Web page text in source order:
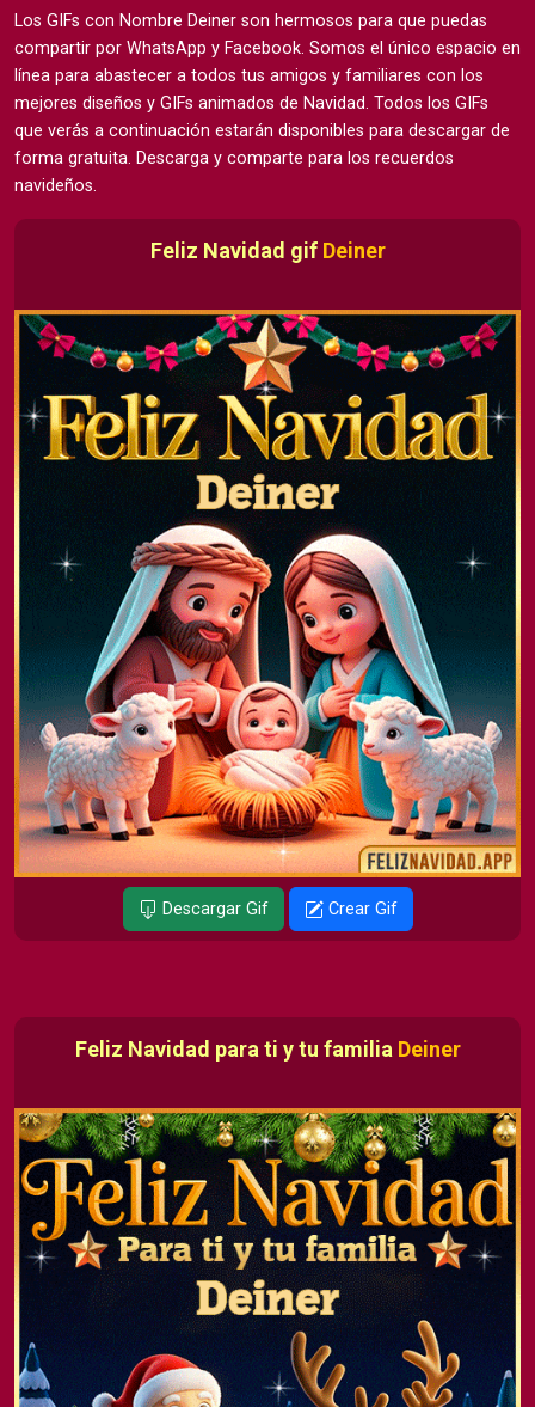
Los GIFs con Nombre Deiner son hermosos para que puedas
compartir por WhatsApp y Facebook. Somos el único espacio en
línea para abastecer a todos tus amigos y familiares con los
mejores diseños y GIFs animados de Navidad. Todos los GIFs
que verás a continuación estarán disponibles para descargar de
forma gratuita. Descarga y comparte para los recuerdos
navideños.
Feliz Navidad gif Deiner
Descargar Gif Crear Gif
Feliz Navidad para ti y tu familia Deiner